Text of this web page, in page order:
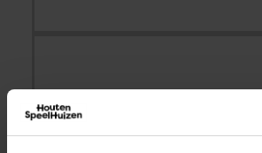
Zekerheid met